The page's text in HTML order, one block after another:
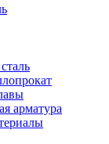
арматура